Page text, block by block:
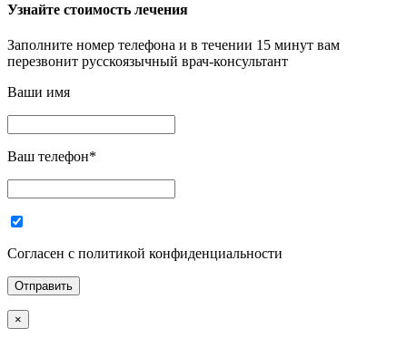
Узнайте стоимость лечения
Заполните номер телефона и в течении 15 минут вам
перезвонит русскоязычный врач-консультант
Ваши имя
Ваш телефон*
Согласен с политикой конфиденциальности
×